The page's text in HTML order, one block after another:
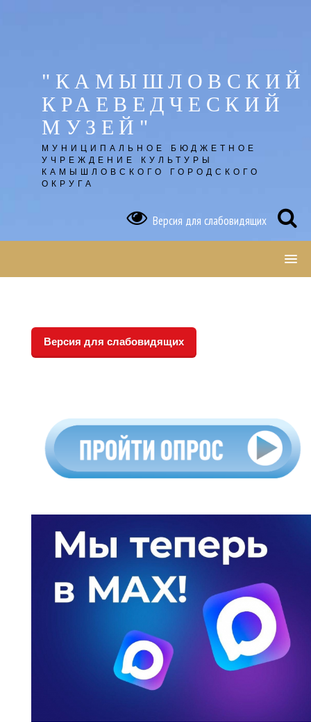
"КАМЫШЛОВСКИЙ
КРАЕВЕДЧЕСКИЙ
МУЗЕЙ"
МУНИЦИПАЛЬНОЕ БЮДЖЕТНОЕ
УЧРЕЖДЕНИЕ КУЛЬТУРЫ
КАМЫШЛОВСКОГО ГОРОДСКОГО
ОКРУГА
Версия для слабовидящих
Версия для слабовидящих